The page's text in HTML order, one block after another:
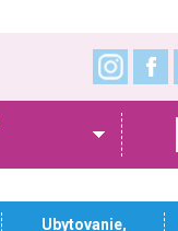
Ubytovanie,